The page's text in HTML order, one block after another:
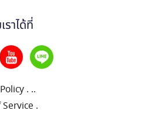
าได้ที่
. ..
.